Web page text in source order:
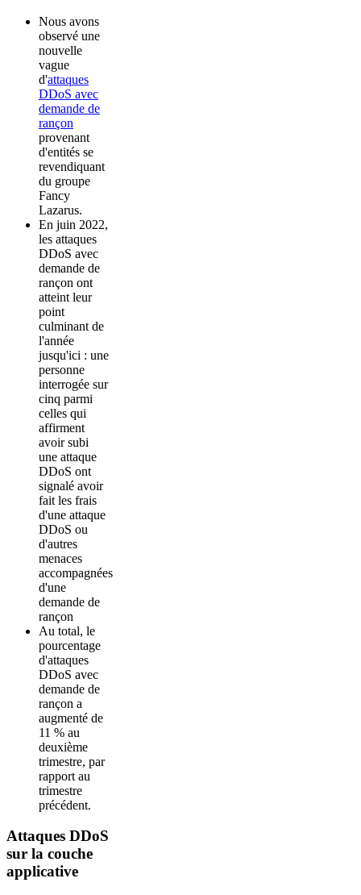
Nous avons
observé une
nouvelle
vague
d'attaques
DDoS avec
demande de
rançon
provenant
d'entités se
revendiquant
du groupe
Fancy
Lazarus.
En juin 2022,
les attaques
DDoS avec
demande de
rançon ont
atteint leur
point
culminant de
l'année
jusqu'ici : une
personne
interrogée sur
cinq parmi
celles qui
affirment
avoir subi
une attaque
DDoS ont
signalé avoir
fait les frais
d'une attaque
DDoS ou
d'autres
menaces
accompagnées
d'une
demande de
rançon
Au total, le
pourcentage
d'attaques
DDoS avec
demande de
rançon a
augmenté de
11 % au
deuxième
trimestre, par
rapport au
trimestre
précédent.
Attaques DDoS
sur la couche
applicative